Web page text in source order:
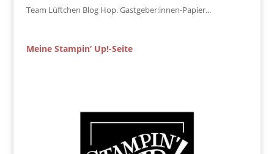
Team Lüftchen Blog Hop. Gastgeber:innen-Papier...
Meine Stampin‘ Up!-Seite